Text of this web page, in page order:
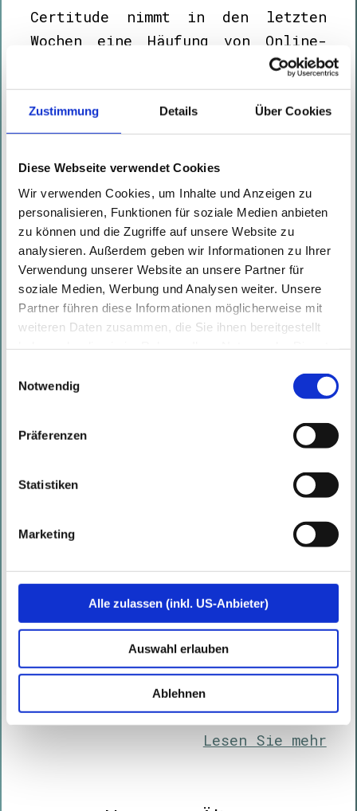
Zustimmung Details Über Cookies
Diese Webseite verwendet Cookies
Wir verwenden Cookies, um Inhalte und Anzeigen zu
personalisieren, Funktionen für soziale Medien anbieten
zu können und die Zugriffe auf unsere Website zu
analysieren. Außerdem geben wir Informationen zu Ihrer
Verwendung unserer Website an unsere Partner für
soziale Medien, Werbung und Analysen weiter. Unsere
Partner führen diese Informationen möglicherweise mit
weiteren Daten zusammen, die Sie ihnen bereitgestellt
Einwilligung nicht nur von uns, sondern auch von
Drittanbietern Daten verarbeitet, die ihren Sitz teilweise in
Notwendig
Präferenzen
Statistiken
Marketing
Alle zulassen (inkl. US-Anbieter)
Auswahl erlauben
Ablehnen
Certitude nimmt in den letzten
Wochen eine Häufung von Online-
Betrug gegen die
Verrechnungsabteilungen von
Unternehmen in Österreich und
Deutschland wahr. Angreifer e ...
Lesen Sie mehr
Certitude @ DeepSec 2022
Geschrieben vonMarc Nimmerrichteram
21.11.2022
Letzte Woche, 17. und 18.
November, fand die DeepSec IT-
Sicherheitskonferenz im
Mit mehr als 50 Vorträgen und
Lesen Sie mehr
Kubernetes Security @
WeAreDevelopers
am
Congress wird von vielen als
Europas Flagship-Konferenz für
Entwickler angesehen und bringt
eine erstaunliche Community aus
Software und ...
Lesen Sie mehr